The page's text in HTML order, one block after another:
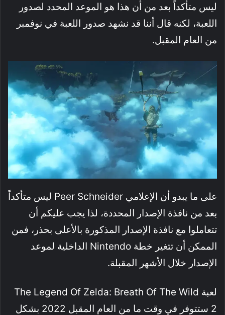
ليس متأكداً بعد من أن هذا هو الموعد المحدد لصدور
اللعبة، لكنه قال أننا قد نشهد صدور اللعبة في نوفمبر
من العام المقبل.
على ما يبدو أن الإعلامي Peer Schneider ليس متأكداً
بعد من نافذة الإصدار المحددة، لذا يجب عليكم أن
تتعاملوا مع نافذة الإصدار المذكورة بالأعلى بحذر، فمن
الممكن أن تتغير خطة Nintendo الداخلية لموعد
الإصدار خلال الأشهر المقبلة.
لعبة The Legend Of Zelda: Breath Of The Wild
2 ستتوفر في وقت ما من العام المقبل 2022 بشكل